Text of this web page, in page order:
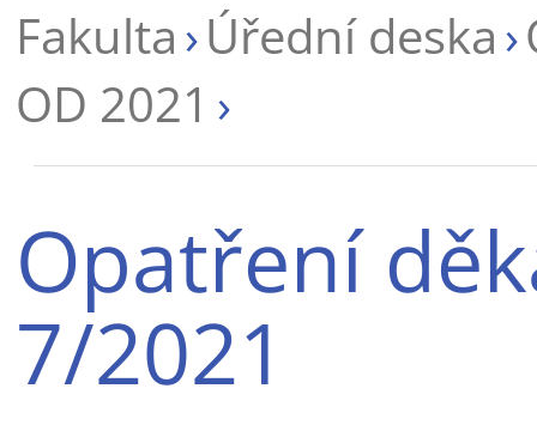
Fakulta Úřední deska
OD 2021
Opatření
7/2021